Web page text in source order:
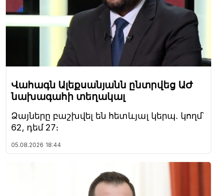
Վահագն Ալեքսանյանն ընտրվեց ԱԺ
նախագահի տեղակալ
Ձայները բաշխվել են հետևյալ կերպ. կողմ՝
62, դեմ 27։
05.08.2026 18:44